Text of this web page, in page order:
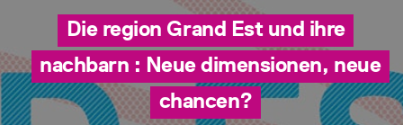
Die region Grand Est und ihre
nachbarn : Neue dimensionen, neue
chancen?